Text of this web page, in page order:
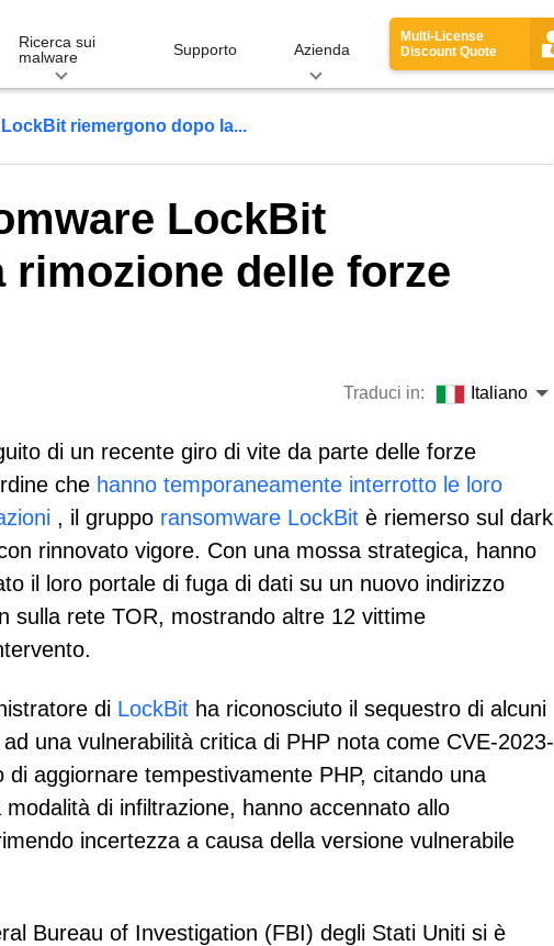
Ricerca sui
malware
Supporto Azienda
Multi-License
Discount Quote
riemergono dopo la...
LockBit
delle forze
Traduci in: Italiano
di un recente giro di vite da parte delle forze
che hanno temporaneamente interrotto le loro
, il gruppo ransomware LockBit è riemerso sul dark
rinnovato vigore. Con una mossa strategica, hanno
il loro portale di fuga di dati su un nuovo indirizzo
sulla rete TOR, mostrando altre 12 vittime
di LockBit ha riconosciuto il sequestro di alcuni
una vulnerabilità critica di PHP nota come CVE-2023-
aggiornare tempestivamente PHP, citando una
di infiltrazione, hanno accennato allo
incertezza a causa della versione vulnerabile
Bureau of Investigation (FBI) degli Stati Uniti si è